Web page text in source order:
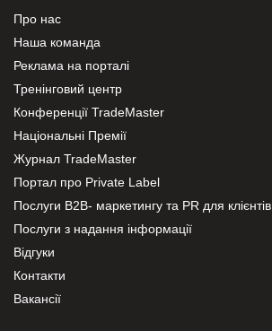
Про нас
Наша команда
Реклама на порталі
Тренінговий центр
Конференції TradeMaster
Національні Премії
Журнал TradeMaster
Портал про Private Label
Послуги В2В- маркетингу та PR для клієнтів
Послуги з надання інформації
Відгуки
Контакти
Вакансії